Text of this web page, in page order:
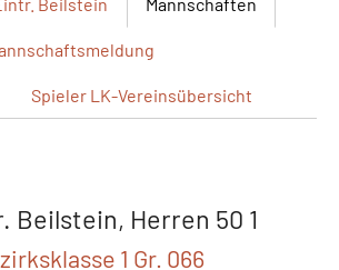
Spieler LK-Vereinsübersicht
Beilstein, Herren 50 1
1 Gr. 066